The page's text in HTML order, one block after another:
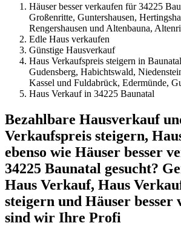
Häuser besser verkaufen für 34225
Großenritte, Guntershausen,
Rengershausen und Altenbauna,
Edle Haus verkaufen
Günstige Hausverkauf
Haus Verkaufspreis steigern in
Gudensberg, Habichtswald,
Kassel und Fuldabrück, Edermünde,
Haus Verkauf in 34225 Baunatal
Bezahlbare Hausverkauf
Verkaufspreis steigern,
ebenso wie Häuser besser
34225 Baunatal gesucht?
Haus Verkauf, Haus
steigern und Häuser besser
sind wir Ihre Profi